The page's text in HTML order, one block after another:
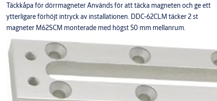
Täckkåpa för dörrmagneter Används för att täcka magneten och ge ett
ytterligare förhöjt intryck av installationen. DDC-62CLM täcker 2 st
magneter M62SCM monterade med högst 50 mm mellanrum.